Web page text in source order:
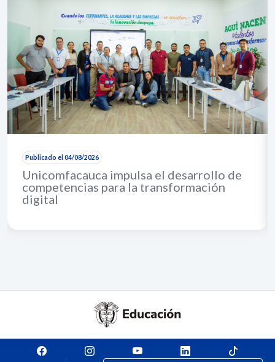
Publicado el 04/08/2026
Unicomfacauca impulsa el desarrollo de
competencias para la transformación
digital